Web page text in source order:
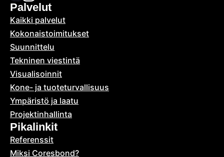
Palvelut
Kaikki palvelut
Kokonais­toimitukset
Suunnittelu
Tekninen viestintä
Visualisoinnit
Kone- ja tuoteturvallisuus
Ympäristö ja laatu
Projektinhallinta
Pikalinkit
Referenssit
Miksi Coresbond?